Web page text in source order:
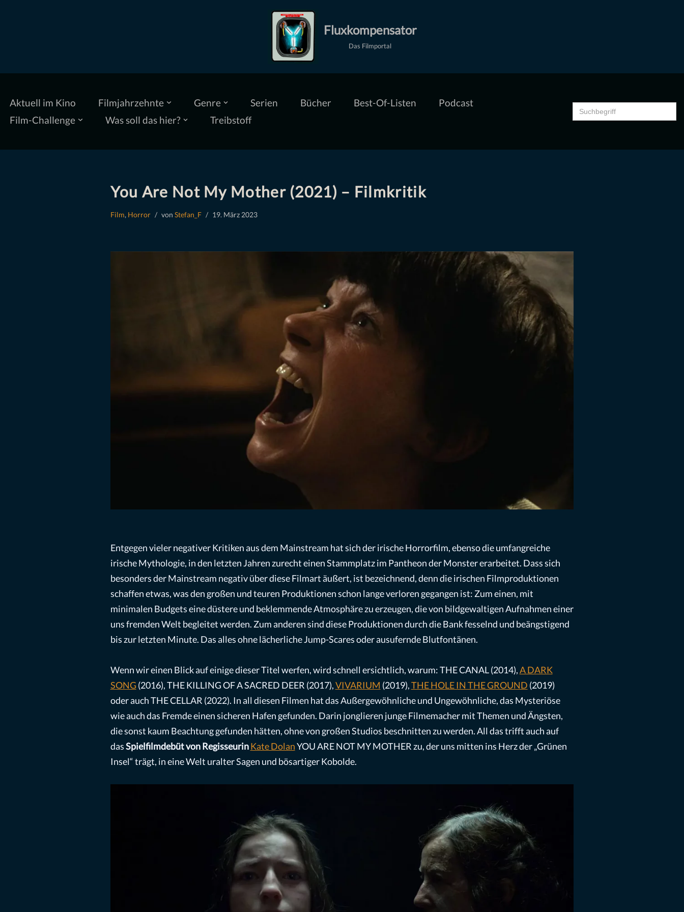
Fluxkompensator
Das Filmportal
Aktuell im Kino Filmjahrzehnte Genre Serien Bücher Best-Of-Listen
Podcast
Film-Challenge
Was soll das hier? Treibstoff
Search
for:
You Are Not My Mother (2021) – Filmkritik
Film, Horror von Stefan_F 19. März 2023
Entgegen vieler negativer Kritiken aus dem Mainstream hat sich der irische Horrorfilm, ebenso die umfangreiche
irische Mythologie, in den letzten Jahren zurecht einen Stammplatz im Pantheon der Monster erarbeitet. Dass sich
besonders der Mainstream negativ über diese Filmart äußert, ist bezeichnend, denn die irischen Filmproduktionen
schaffen etwas, was den großen und teuren Produktionen schon lange verloren gegangen ist: Zum einen, mit
minimalen Budgets eine düstere und beklemmende Atmosphäre zu erzeugen, die von bildgewaltigen Aufnahmen einer
uns fremden Welt begleitet werden. Zum anderen sind diese Produktionen durch die Bank fesselnd und beängstigend
bis zur letzten Minute. Das alles ohne lächerliche Jump-Scares oder ausufernde Blutfontänen.
Wenn wir einen Blick auf einige dieser Titel werfen, wird schnell ersichtlich, warum: THE CANAL (2014),A DARK
SONG (2016), THE KILLING OF A SACRED DEER (2017),VIVARIUM (2019),THE HOLE IN THE GROUND (2019)
oder auch THE CELLAR (2022). In all diesen Filmen hat das Außergewöhnliche und Ungewöhnliche, das Mysteriöse
wie auch das Fremde einen sicheren Hafen gefunden. Darin jonglieren junge Filmemacher mit Themen und Ängsten,
die sonst kaum Beachtung gefunden hätten, ohne von großen Studios beschnitten zu werden. All das trifft auch auf
dasSpielfilmdebüt von RegisseurinKate DolanYOU ARE NOT MY MOTHER zu, der uns mitten ins Herz der „Grünen
Insel“ trägt, in eine Welt uralter Sagen und bösartiger Kobolde.